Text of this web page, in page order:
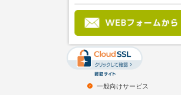
一般向けサービス